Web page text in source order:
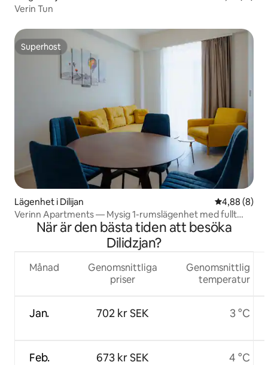
Verin Tun
Superhost
Superhost
Lägenhet i Dilijan 4,88 av 5 i
4,88 (8)
Verinn Apartments — Mysig 1-rumslägenhet med fullt
utrustat kök
När är den bästa tiden att besöka
Dilidzjan?
Månad
Jan.
Feb.
Genomsnittliga
priser
702 kr SEK
673 kr SEK
Genomsnittlig
temperatur
3 °C
4 °C